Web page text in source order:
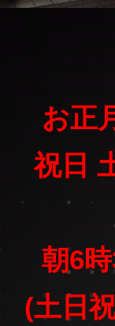
お正
祝日
朝6
(土日